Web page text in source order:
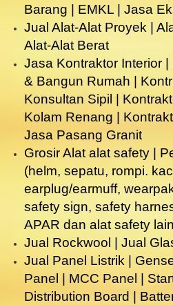
Barang | EMKL | Jasa
Jual Alat-Alat Proyek |
Alat-Alat Berat
Jasa Kontraktor Interior
& Bangun Rumah |
Konsultan Sipil |
Kolam Renang |
Jasa Pasang Granit
Grosir Alat alat safety |
(helm, sepatu, rompi.
earplug/earmuff,
safety sign, safety
APAR dan alat safety
Jual Rockwool | Jual
Jual Panel Listrik |
Panel | MCC Panel |
Distribution Board |